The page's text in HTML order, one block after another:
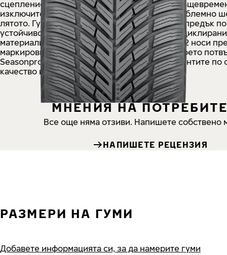
сцепление върху пресен сняг и киша, като
изключително представяне на пътя и безпроблемно
лятото. Гумата демонстрира и значителен напредък
устойчивостта, тъй като използва повече
материали. Гумата Nokian Tyres Seasonproof 2 носи
маркировката TÜV SÜD Premium Tire Mark*, което
Seasonproof 2 е сравнима с премиум конкурентите по
качество и ефективност.
МНЕНИЯ НА
Все още няма отзиви. Напишете собствено
НАПИШЕТЕ РЕЦЕНЗИЯ
РАЗМЕРИ НА ГУМИ
Добавете информацията си, за да намерите гуми